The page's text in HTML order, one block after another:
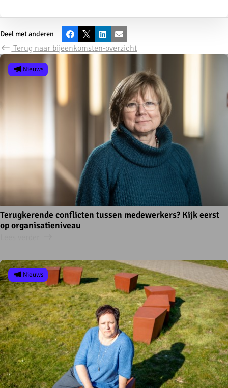
Deel met anderen Facebook
X LinkedInE-mail
Terug naar bijeenkomsten-overzicht
Terugkerende conflicten tussen medewerkers? Kijk eerst
op organisatieniveau
Nieuws
Nieuws